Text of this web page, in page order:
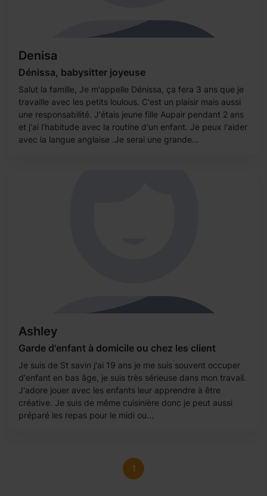
Denisa
Dénissa, babysitter joyeuse
Salut la famille, Je m'appelle Dénissa, ça fera 3 ans que je
travaille avec les petits loulous. C'est un plaisir mais aussi
une responsabilité. J'étais jeune fille Aupair pendant 2 ans
et j'ai l'habitude avec la routine d'un enfant. Je peux l'aider
avec la langue anglaise .Je serai une grande...
Ashley
Garde d'enfant à domicile ou chez les client
Je suis de St savin j'ai 19 ans je me suis souvent occuper
d'enfant en bas âge, je suis très sérieuse dans mon travail.
J'adore jouer avec les enfants leur apprendre à être
créative. Je suis de même cuisinière donc je peut aussi
préparé les repas pour le midi ou...
1